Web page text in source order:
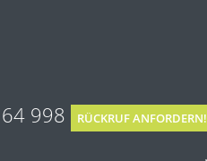
998 RÜCKRUF ANFORDERN!